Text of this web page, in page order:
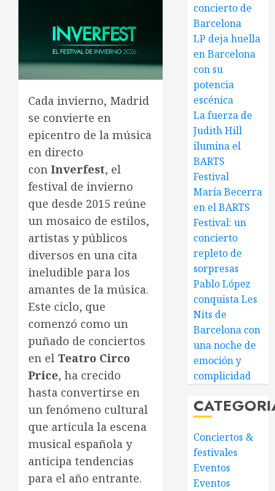
Cada invierno, Madrid
se convierte en
epicentro de la música
en directo
con Inverfest, el
festival de invierno
que desde 2015 reúne
un mosaico de estilos,
artistas y públicos
diversos en una cita
ineludible para los
amantes de la música.
Este ciclo, que
comenzó como un
puñado de conciertos
en el Teatro Circo
Price, ha crecido
hasta convertirse en
un fenómeno cultural
que articula la escena
musical española y
anticipa tendencias
para el año entrante.
concierto de
Barcelona
LP deja huella
en Barcelona
con su
potencia
escénica
La fuerza de
Judith Hill
ilumina el
BARTS
Festival
María Becerra
en el BARTS
Festival: un
concierto
repleto de
sorpresas
Pablo López
conquista Les
Nits de
Barcelona con
una noche de
emoción y
complicidad
Conciertos &
festivales
Eventos
Eventos